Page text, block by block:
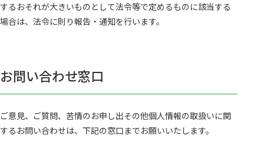
するおそれが大きいものとして法令等で定めるものに該当する
場合は、法令に則り報告・通知を行います。
お問い合わせ窓口
ご意見、ご質問、苦情のお申し出その他個人情報の取扱いに関
するお問い合わせは、下記の窓口までお願いいたします。